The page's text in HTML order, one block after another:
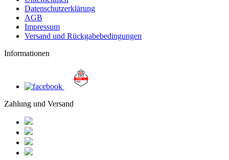
Datenschutzerklärung
AGB
Impressum
Versand und Rückgabebedingungen
Informationen
Zahlung und Versand